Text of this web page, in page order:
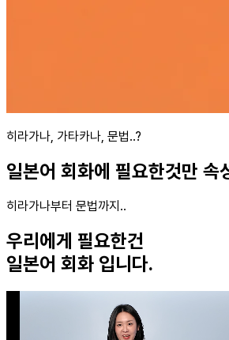
히라가나, 가타카나, 문법..?
일본어 회화에 필요한것만 속
히라가나부터 문법까지..
우리에게 필요한건
일본어 회화 입니다.